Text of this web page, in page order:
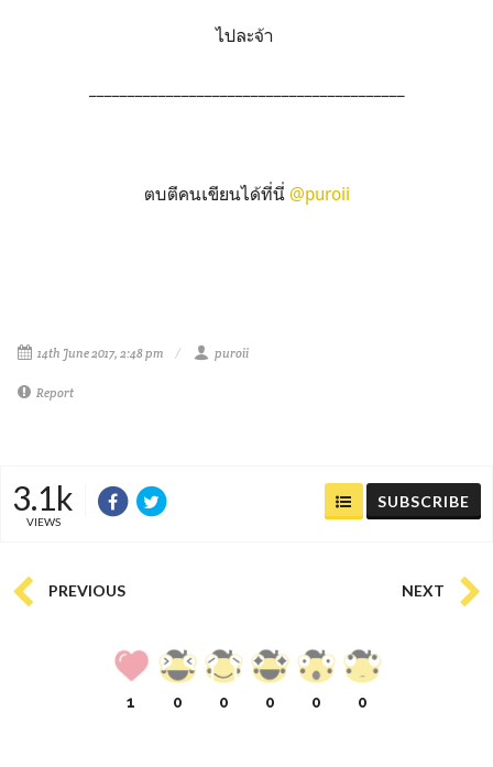
ไปละจ้า
ตบตีคนเขียนได้ที่นี่ @puroii
14th June 2017, 2:48 pm puroii
Report
3.1k
VIEWS
SUBSCRIBE
PREVIOUS NEXT
1 0 0 0 0 0